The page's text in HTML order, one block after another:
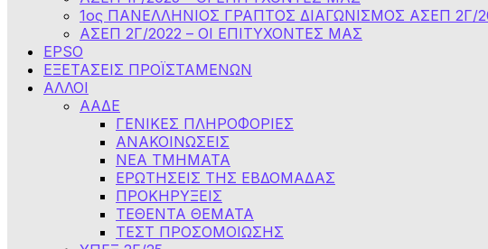
1ος ΠΑΝΕΛΛΗΝΙΟΣ ΓΡΑΠΤΟΣ ΔΙΑΓΩΝΙΣΜΟΣ ΑΣΕΠ 2Γ/
ΑΣΕΠ 2Γ/2022 – ΟΙ ΕΠΙΤΥΧΟΝΤΕΣ ΜΑΣ
EPSO
ΕΞΕΤΑΣΕΙΣ ΠΡΟΪΣΤΑΜΕΝΩΝ
ΑΛΛΟΙ
ΑΑΔΕ
ΓΕΝΙΚΕΣ ΠΛΗΡΟΦΟΡΙΕΣ
ΑΝΑΚΟΙΝΩΣΕΙΣ
NEA TMHMATA
ΕΡΩΤΗΣΕΙΣ ΤΗΣ ΕΒΔΟΜΑΔΑΣ
ΠΡΟΚΗΡΥΞΕΙΣ
ΤΕΘΕΝΤΑ ΘΕΜΑΤΑ
ΤΕΣΤ ΠΡΟΣΟΜΟΙΩΣΗΣ